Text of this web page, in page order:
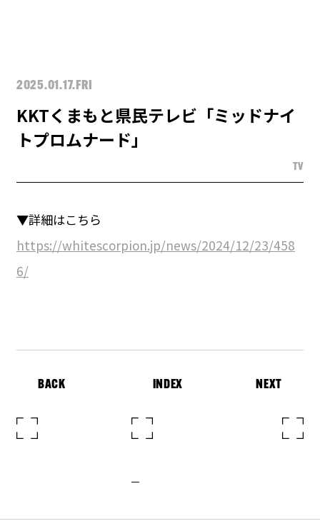
2025.01.17.FRI
KKTくまもと県民テレビ「ミッドナイ
トプロムナード」
TV
▼詳細はこちら
https://whitescorpion.jp/news/2024/12/23/458
6/
BACK INDEX NEXT